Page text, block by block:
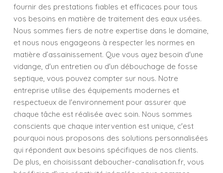
fournir des prestations fiables et efficaces pour tous
vos besoins en matière de traitement des eaux usées.
Nous sommes fiers de notre expertise dans le domaine,
et nous nous engageons à respecter les normes en
matière d’assainissement. Que vous ayez besoin d'une
vidange, d'un entretien ou d'un débouchage de fosse
septique, vous pouvez compter sur nous. Notre
entreprise utilise des équipements modernes et
respectueux de l'environnement pour assurer que
chaque tâche est réalisée avec soin. Nous sommes
conscients que chaque intervention est unique, c'est
pourquoi nous proposons des solutions personnalisées
qui répondent aux besoins spécifiques de nos clients.
De plus, en choisissant deboucher-canalisation.fr, vous